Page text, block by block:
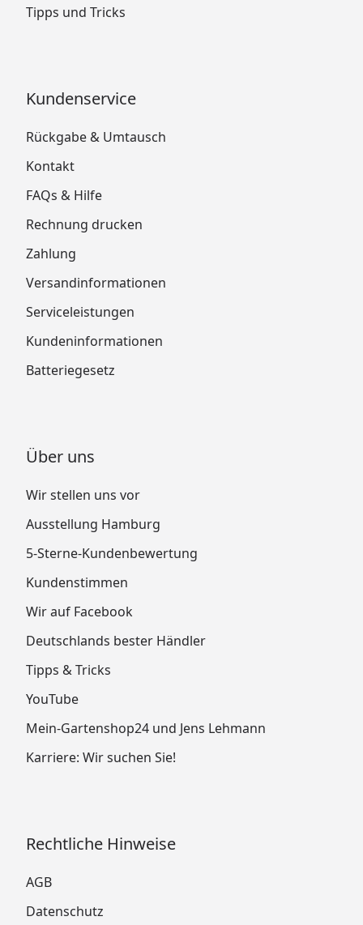
Tipps und Tricks
Kundenservice
Rückgabe & Umtausch
Kontakt
FAQs & Hilfe
Rechnung drucken
Zahlung
Versandinformationen
Serviceleistungen
Kundeninformationen
Batteriegesetz
Über uns
Wir stellen uns vor
Ausstellung Hamburg
5-Sterne-Kundenbewertung
Kundenstimmen
Wir auf Facebook
Deutschlands bester Händler
Tipps & Tricks
YouTube
Mein-Gartenshop24 und Jens Lehmann
Karriere: Wir suchen Sie!
Rechtliche Hinweise
AGB
Datenschutz